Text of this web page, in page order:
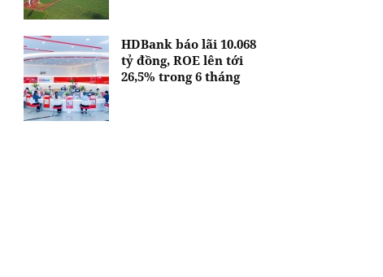
HDBank báo lãi 10.068
tỷ đồng, ROE lên tới
26,5% trong 6 tháng